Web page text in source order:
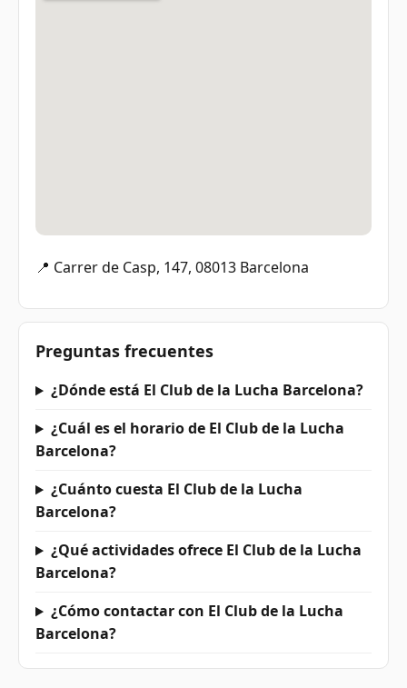
📍 Carrer de Casp, 147, 08013 Barcelona
Preguntas frecuentes
¿Dónde está El Club de la Lucha Barcelona?
¿Cuál es el horario de El Club de la Lucha
Barcelona?
¿Cuánto cuesta El Club de la Lucha
Barcelona?
¿Qué actividades ofrece El Club de la Lucha
Barcelona?
¿Cómo contactar con El Club de la Lucha
Barcelona?